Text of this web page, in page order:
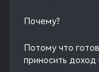
Почему?
Потому что
приносить доход